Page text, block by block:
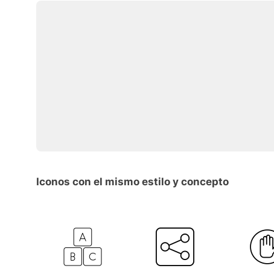
Iconos con el mismo estilo y concepto